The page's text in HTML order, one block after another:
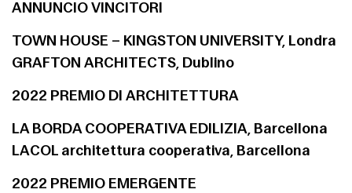
ANNUNCIO VINCITORI
TOWN HOUSE – KINGSTON UNIVERSITY, Londra
GRAFTON ARCHITECTS, Dublino
2022 PREMIO DI ARCHITETTURA
LA BORDA COOPERATIVA EDILIZIA, Barcellona
LACOL architettura cooperativa, Barcellona
2022 PREMIO EMERGENTE